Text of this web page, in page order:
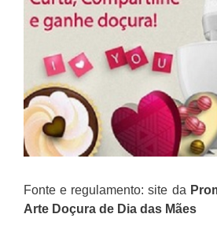
Fonte e regulamento: site da
Arte Doçura de Dia das Mães